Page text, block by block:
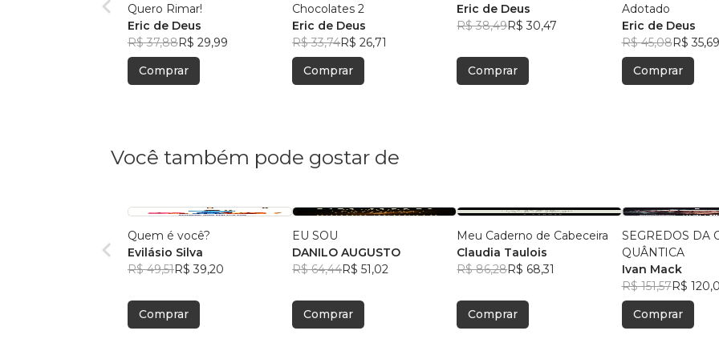
Quero Rimar!
Eric de Deus
R$ 37,88R$ 29,99
Comprar
Chocolates 2
Eric de Deus
R$ 33,74R$ 26,71
Comprar
Eric de Deus
R$ 38,49R$ 30,47
Comprar
Adotado
Eric de Deus
R$ 45,08R$ 35,69
Comprar
Você também pode gostar de
Quem é você?
Evilásio Silva
R$ 49,51R$ 39,20
Comprar
EU SOU
DANILO AUGUSTO
R$ 64,44R$ 51,02
Comprar
Meu Caderno de Cabeceira
Claudia Taulois
R$ 86,28R$ 68,31
Comprar
SEGREDOS DA
QUÂNTICA
Ivan Mack
R$ 151,57R$
Comprar